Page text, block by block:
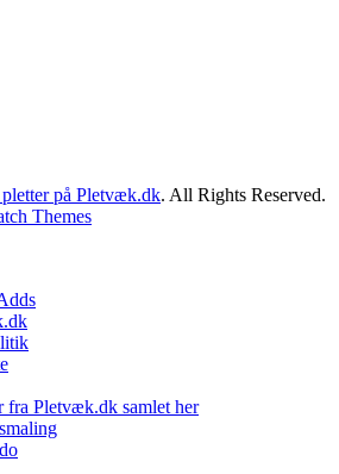
på Pletvæk.dk. All Rights Reserved.
Themes
fra Pletvæk.dk samlet her